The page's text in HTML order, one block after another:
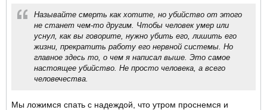
Называйте смерть как хотите, но убийство от этого
не станет чем-то другим. Чтобы человек умер или
уснул, как вы говорите, нужно убить его, лишить его
жизни, прекратить работу его нервной системы. Но
главное здесь то, о чем я написал выше. Это самое
настоящее убийство. Не просто человека, а всего
человечества.
Мы ложимся спать с надеждой, что утром проснемся и